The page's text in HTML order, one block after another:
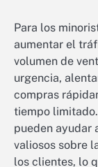
Para los
aumentar el
volumen de
urgencia,
compras
tiempo
pueden ayudar
valiosos sobre
los clientes, lo